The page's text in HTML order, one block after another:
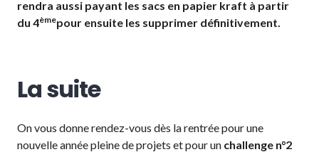
rendra aussi payant les sacs en papier kraft à partir
du 4èmepour ensuite les supprimer définitivement.
La suite
On vous donne rendez-vous dès la rentrée pour une
nouvelle année pleine de projets et pour un challenge n°2